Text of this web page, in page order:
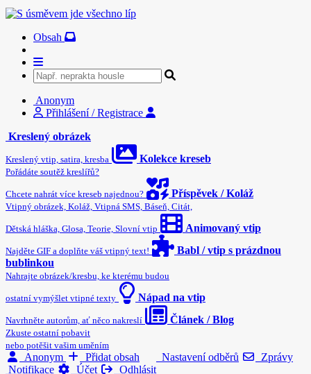
Obsah
Anonym
Přihlášení / Registrace
Kreslený obrázek
Kreslený vtip, satira, kresba Kolekce kreseb
Pořádáte soutěž kreslířů?
Chcete nahrát více kreseb najednou? Příspěvek / Koláž
Vtipný obrázek, Koláž, Vtipná SMS, Báseň, Citát,
Dětská hláška, Glosa, Teorie, Slovní vtip Animovaný vtip
Najděte GIF a doplňte váš vtipný text!
Babl / vtip s prázdnou
bublinkou
Nahrajte obrázek/kresbu, ke kterému budou
ostatní vymýšlet vtipné texty Nápad na vtip
Navrhněte autorům, ať něco nakreslí Článek / Blog
Zkuste ostatní pobavit
nebo potěšit vašim uměním
Anonym Přidat obsah Nastavení odběrů
Zprávy
Notifikace
Účet Odhlásit